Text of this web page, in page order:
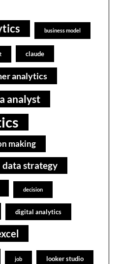
business model
claude
analytics
analyst
making
data strategy
decision
digital analytics
job looker studio